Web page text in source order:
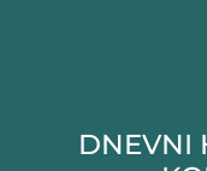
DNEVNI